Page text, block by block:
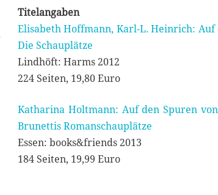
Titelangaben
Elisabeth Hoffmann, Karl-L. Heinrich:
Die Schauplätze
Lindhöft: Harms 2012
224 Seiten, 19,80 Euro
Katharina Holtmann: Auf den Spuren
Brunettis Romanschauplätze
Essen: books&friends 2013
184 Seiten, 19,99 Euro